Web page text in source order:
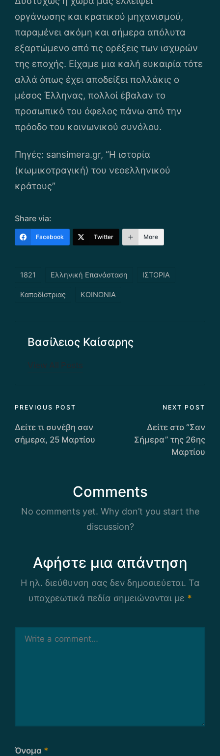
οργάνωσης και κρατικού μηχανισμού,
παραμένει ακόμη και σήμερα απόλυτα
εξαρτώμενο από τις ορέξεις των ισχυρών
της εποχής. Είχαμε μια καλή ευκαιρία τότε
αλλά όπως έχει αποδείξει πολλάκις ο
μέσος Έλληνας, πολλοί έβαλαν το
προσωπικό του όφελος πάνω από την
πρόοδο του κοινωνικού συνόλου.
Πηγές: sansimera.gr, “Η ιστορία
(κωμικοτραγική) του νεοελληνικού
κράτους”
Share via:
Facebook Twitter More
1821 Ελληνική Επανάσταση ΙΣΤΟΡΙΑ
Καποδίστριας ΚΟΙΝΩΝΙΑ
Βασίλειος Καίσαρης
View All Posts
Post
navigation
PREVIOUS POST
Δείτε τι συνέβη σαν
σήμερα, 25 Μαρτίου
NEXT POST
Δείτε στο “Σαν
Σήμερα” της 26ης
Μαρτίου
Comments
No comments yet. Why don’t you start the
discussion?
Αφήστε μια απάντηση
Η ηλ. διεύθυνση σας δεν δημοσιεύεται. Τα
υποχρεωτικά πεδία σημειώνονται με *
Όνομα *